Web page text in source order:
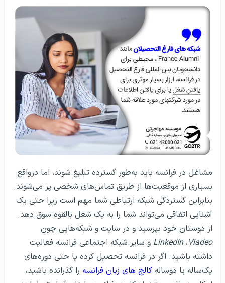
مشاغل در فرانسه باید به‌طور گسترده تبلیغ شوند، اما درواقع
بسیاری از موقعیت‌ها از طریق تماس‌های شخصی پر می‌شوند.
بنابراین گستردگی شبکه ارتباطی شما مهم است زیرا حتی یک
آشنایی اتفاقی می‌تواند شما را به یک شغل بالقوه سوق دهد.
از دوستان خود بپرسید و در سایت و شبکه‌هایی چون
LinkedIn ،Viadeo
و سایر شبکه اجتماعی فرانسه فعالیت
داشته باشید. اگر در فرانسه تحصیل کرده یا حتی دوره‌های
یک‌ساله یا دوساله کالج های زبان فرانسه را گذرانده باشید،